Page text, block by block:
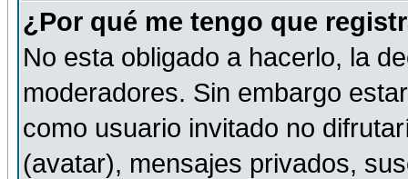
¿Por qué me tengo que
No esta obligado a hacerlo, la
moderadores. Sin embargo
como usuario invitado no
(avatar), mensajes privados,